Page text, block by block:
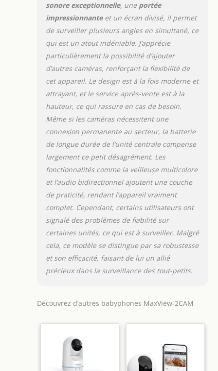
sonore exceptionnelle, une portée
impressionnanteet un écran divisé, il permet
de surveiller plusieurs angles en simultané, ce
qui est un atout indéniable. J’apprécie
particulièrement la possibilité d’ajouter
d’autres caméras, renforçant la flexibilité de
cet appareil. Le design est à la fois moderne et
attrayant, et le service après-vente est à la
hauteur, ce qui rassure en cas de besoin.
Même si les caméras nécessitent une
connexion permanente au secteur, la batterie
de longue durée de l’unité centrale compense
largement ce petit désagrément. Les
fonctionnalités comme la veilleuse multicolore
et l’audio bidirectionnel ajoutent une couche
de praticité, rendant l’appareil vraiment
complet. Cependant, certains utilisateurs ont
signalé des problèmes de fiabilité sur
certaines unités, ce qui est à surveiller. Malgré
cela, ce modèle se distingue par sa robustesse
et son efficacité, faisant de lui un allié
précieux dans la surveillance des tout-petits.
Découvrez d’autres babyphones MaxView-2CAM